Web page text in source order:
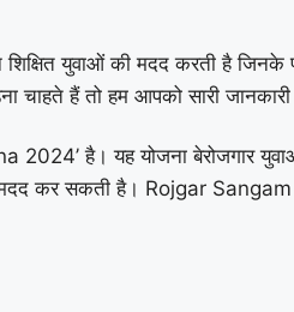
युवाओं की मदद करती है
चाहते हैं तो हम आपको सारी
2024’ है। यह योजना बेरोजगार
में मदद कर सकती है। Rojgar